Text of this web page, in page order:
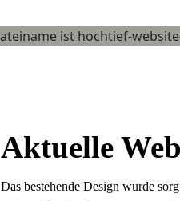
Aktuelle
Das bestehende Design wurde